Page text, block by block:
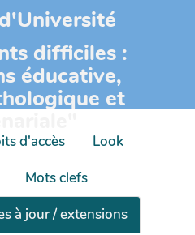
difficiles :
éducative,
et
d'accès
Look
Mots clefs
à jour / extensions